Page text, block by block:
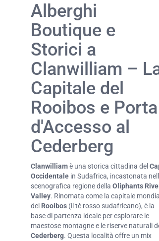
Alberghi
Boutique e
Storici a
Clanwilliam –
Capitale del
Rooibos e Porta
d'Accesso al
Cederberg
Clanwilliamè una storica cittadina del
Occidentale in Sudafrica, incastonata
scenografica regione della Oliphants
Valley. Rinomata come la capitale
del Rooibos (il tè rosso sudafricano), è la
base di partenza ideale per esplorare le
maestose montagne e le riserve naturali
Cederberg. Questa località offre un mix